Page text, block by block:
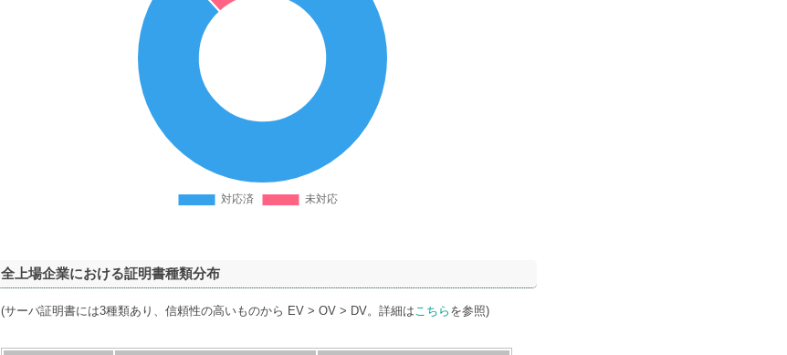
全上場企業における証明書種類分布
(サーバ証明書には3種類あり、信頼性の高いものから EV > OV > DV。詳細はこちら を参照)